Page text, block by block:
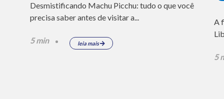
Desmistificando Machu Picchu: tudo o que você
precisa saber antes de visitar a...
5 min leia mais
A
5